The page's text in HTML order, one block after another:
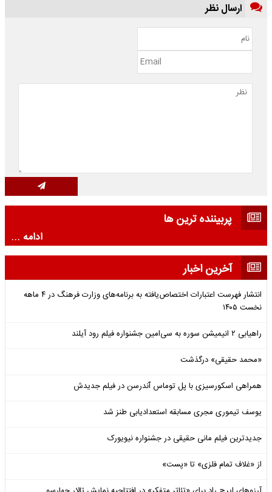
ارسال نظر
پربیننده ترین ها
ادامه ...
آخرین اخبار
انتشار فهرست اعتبارات اختصاص‌یافته به برنامه‌های وزارت فرهنگ در ۴ ماهه
نخست ۱۴۰۵
راهیابی ۲ انیمیشن سوره به سی‌امین جشنواره فیلم رود آیلند
«محمد حقیقی» درگذشت
همراهی اسکورسیزی با پل توماس ٱندرسن در فیلم جدیدش
یوسف تیموری مجری مسابقه استعدادیابی طنز شد
جدیدترین فیلم مانی حقیقی در جشنواره نیویورک
از «غلاف تمام فلزی» تا «پست»